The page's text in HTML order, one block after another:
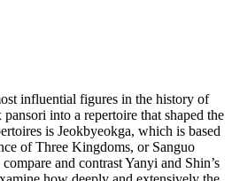
influential figures in the history of
into a repertoire that shaped the
is Jeokbyeokga, which is based
of Three Kingdoms, or Sanguo
and contrast Yanyi and Shin’s